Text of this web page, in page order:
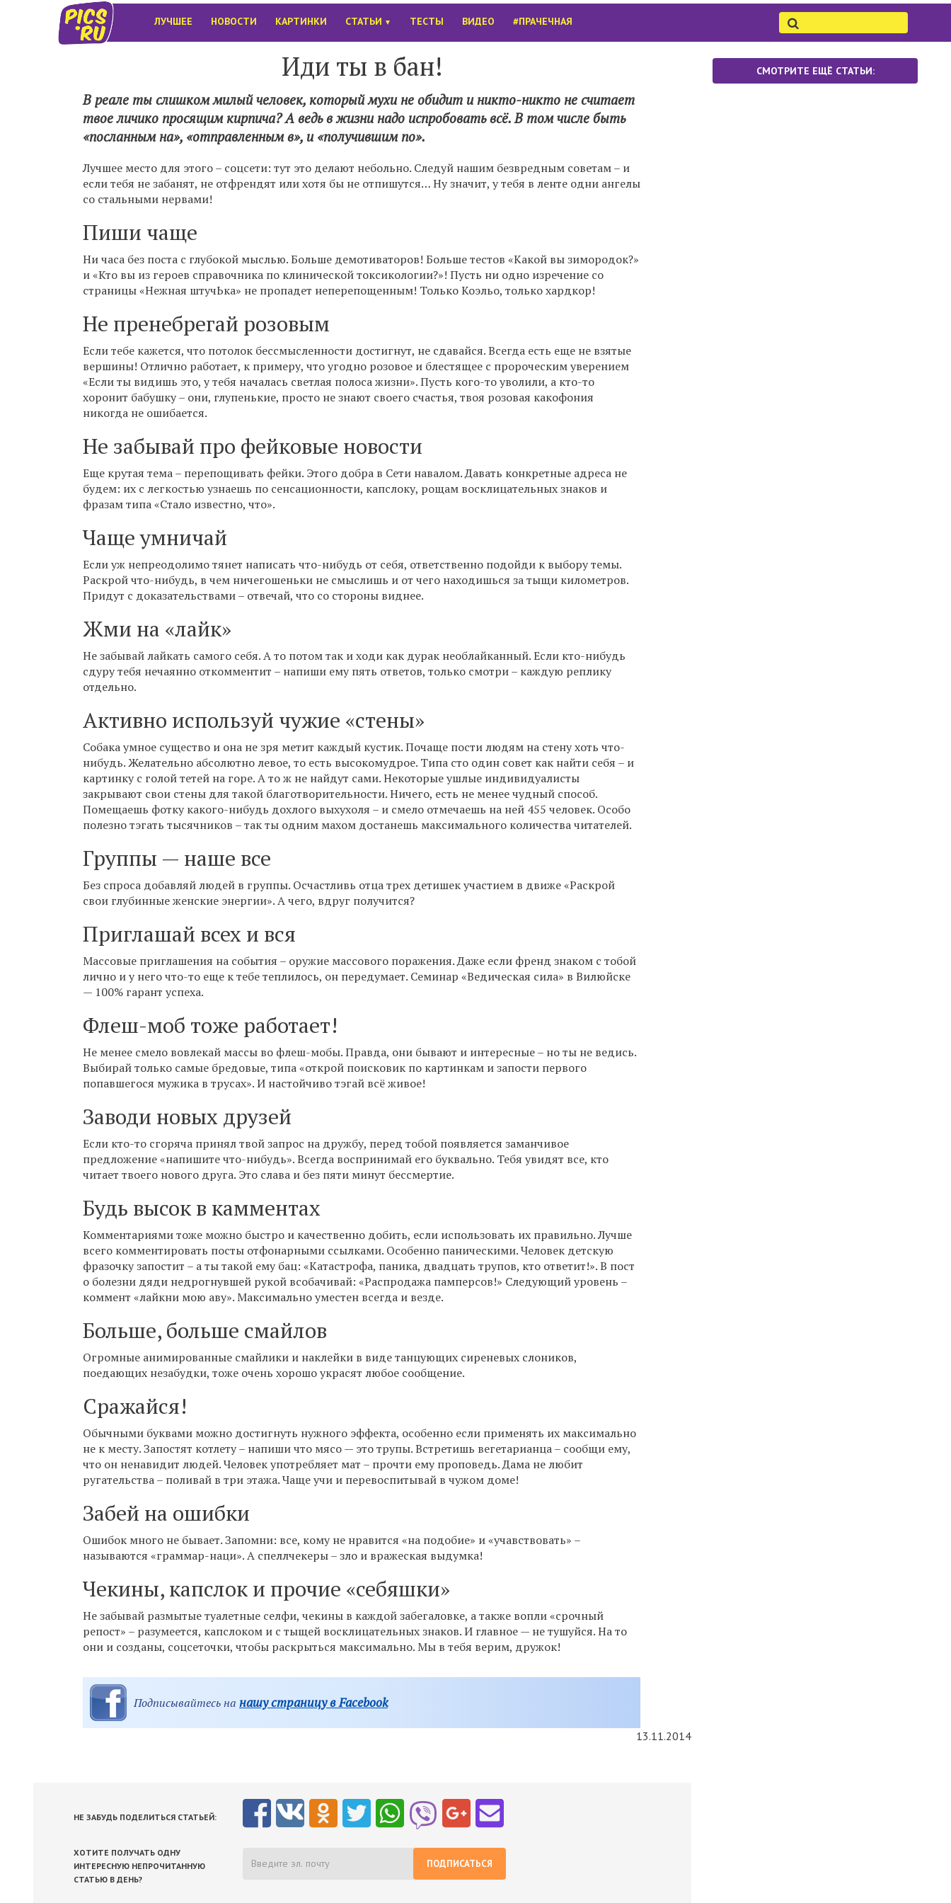
ЛУЧШЕЕ НОВОСТИ КАРТИНКИ СТАТЬИ ▼ ТЕСТЫ ВИДЕО #ПРАЧЕЧНАЯ
Иди ты в бан!
В реале ты слишком милый человек, который мухи не обидит и никто-никто не считает
твое личико просящим кирпича? А ведь в жизни надо испробовать всё. В том числе быть
«посланным на», «отправленным в», и «получившим по».
Лучшее место для этого – соцсети: тут это делают небольно. Следуй нашим безвредным советам – и
если тебя не забанят, не отфрендят или хотя бы не отпишутся… Ну значит, у тебя в ленте одни ангелы
со стальными нервами!
Пиши чаще
Ни часа без поста с глубокой мыслью. Больше демотиваторов! Больше тестов «Какой вы зимородок?»
и «Кто вы из героев справочника по клинической токсикологии?»! Пусть ни одно изречение со
страницы «Нежная штучЬка» не пропадет неперепощенным! Только Коэльо, только хардкор!
Не пренебрегай розовым
Если тебе кажется, что потолок бессмысленности достигнут, не сдавайся. Всегда есть еще не взятые
вершины! Отлично работает, к примеру, что угодно розовое и блестящее с пророческим уверением
«Если ты видишь это, у тебя началась светлая полоса жизни». Пусть кого-то уволили, а кто-то
хоронит бабушку – они, глупенькие, просто не знают своего счастья, твоя розовая какофония
никогда не ошибается.
Не забывай про фейковые новости
Еще крутая тема – перепощивать фейки. Этого добра в Сети навалом. Давать конкретные адреса не
будем: их с легкостью узнаешь по сенсационности, капслоку, рощам восклицательных знаков и
фразам типа «Стало известно, что».
Чаще умничай
Если уж непреодолимо тянет написать что-нибудь от себя, ответственно подойди к выбору темы.
Раскрой что-нибудь, в чем ничегошеньки не смыслишь и от чего находишься за тыщи километров.
Придут с доказательствами – отвечай, что со стороны виднее.
Жми на «лайк»
Не забывай лайкать самого себя. А то потом так и ходи как дурак необлайканный. Если кто-нибудь
сдуру тебя нечаянно откомментит – напиши ему пять ответов, только смотри – каждую реплику
отдельно.
Активно используй чужие «стены»
Собака умное существо и она не зря метит каждый кустик. Почаще пости людям на стену хоть что-
нибудь. Желательно абсолютно левое, то есть высокомудрое. Типа сто один совет как найти себя – и
картинку с голой тетей на горе. А то ж не найдут сами. Некоторые ушлые индивидуалисты
закрывают свои стены для такой благотворительности. Ничего, есть не менее чудный способ.
Помещаешь фотку какого-нибудь дохлого выхухоля – и смело отмечаешь на ней 455 человек. Особо
полезно тэгать тысячников – так ты одним махом достанешь максимального количества читателей.
Группы — наше все
Без спроса добавляй людей в группы. Осчастливь отца трех детишек участием в движе «Раскрой
свои глубинные женские энергии». А чего, вдруг получится?
Приглашай всех и вся
Массовые приглашения на события – оружие массового поражения. Даже если френд знаком с тобой
лично и у него что-то еще к тебе теплилось, он передумает. Семинар «Ведическая сила» в Вилюйске
— 100% гарант успеха.
Флеш-моб тоже работает!
Не менее смело вовлекай массы во флеш-мобы. Правда, они бывают и интересные – но ты не ведись.
Выбирай только самые бредовые, типа «открой поисковик по картинкам и запости первого
попавшегося мужика в трусах». И настойчиво тэгай всё живое!
Заводи новых друзей
Если кто-то сгоряча принял твой запрос на дружбу, перед тобой появляется заманчивое
предложение «напишите что-нибудь». Всегда воспринимай его буквально. Тебя увидят все, кто
читает твоего нового друга. Это слава и без пяти минут бессмертие.
Будь высок в камментах
Комментариями тоже можно быстро и качественно добить, если использовать их правильно. Лучше
всего комментировать посты отфонарными ссылками. Особенно паническими. Человек детскую
фразочку запостит – а ты такой ему бац: «Катастрофа, паника, двадцать трупов, кто ответит!». В пост
о болезни дяди недрогнувшей рукой всобачивай: «Распродажа памперсов!» Следующий уровень –
коммент «лайкни мою аву». Максимально уместен всегда и везде.
Больше, больше смайлов
Огромные анимированные смайлики и наклейки в виде танцующих сиреневых слоников,
поедающих незабудки, тоже очень хорошо украсят любое сообщение.
Сражайся!
Обычными буквами можно достигнуть нужного эффекта, особенно если применять их максимально
не к месту. Запостят котлету – напиши что мясо — это трупы. Встретишь вегетарианца – сообщи ему,
что он ненавидит людей. Человек употребляет мат – прочти ему проповедь. Дама не любит
ругательства – поливай в три этажа. Чаще учи и перевоспитывай в чужом доме!
Забей на ошибки
Ошибок много не бывает. Запомни: все, кому не нравится «на подобие» и «учавствовать» –
называются «граммар-наци». А спеллчекеры – зло и вражеская выдумка!
Чекины, капслок и прочие «себяшки»
Не забывай размытые туалетные селфи, чекины в каждой забегаловке, а также вопли «срочный
репост» – разумеется, капслоком и с тыщей восклицательных знаков. И главное — не тушуйся. На то
они и созданы, соцсеточки, чтобы раскрыться максимально. Мы в тебя верим, дружок!
Подписывайтесь на нашу страницу в Facebook
13.11.2014
НЕ ЗАБУДЬ ПОДЕЛИТЬСЯ СТАТЬЕЙ:
ХОТИТЕ ПОЛУЧАТЬ ОДНУ
ИНТЕРЕСНУЮ НЕПРОЧИТАННУЮ
СТАТЬЮ В ДЕНЬ?
ПОДПИСАТЬСЯ
СМОТРИТЕ ЕЩЁ СТАТЬИ: